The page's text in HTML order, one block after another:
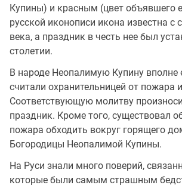
Купины) и красным (цвет объявшего
русской иконописи икона известна с
века, а праздник в честь нее был
столетии.
В народе Неопалимую Купину вполне
считали охранительницей от пожара
Соответствующую молитву
праздник. Кроме того, существовал
пожара обходить вокруг горящего
Богородицы Неопалимой Купины.
На Руси знали много поверий,
которые были самым страшным